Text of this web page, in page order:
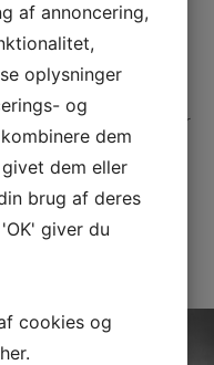
ApS
nedbrydning og handel,
store til os. Såfremt der
at leje dem ind, fra
af annoncering,
oplysninger
og
dem
dem eller
brug af deres
giver du
cookies og
her.